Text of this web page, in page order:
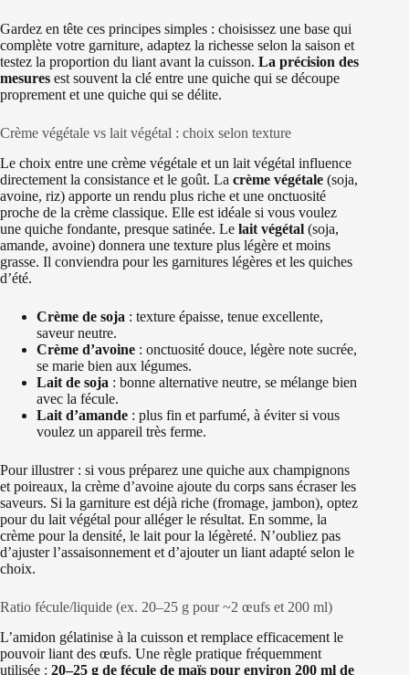
Gardez en tête ces principes simples : choisissez une base qui
complète votre garniture, adaptez la richesse selon la saison et
testez la proportion du liant avant la cuisson. La précision des
mesures est souvent la clé entre une quiche qui se découpe
proprement et une quiche qui se délite.
Crème végétale vs lait végétal : choix selon texture
Le choix entre une crème végétale et un lait végétal influence
directement la consistance et le goût. La crème végétale (soja,
avoine, riz) apporte un rendu plus riche et une onctuosité
proche de la crème classique. Elle est idéale si vous voulez
une quiche fondante, presque satinée. Le lait végétal (soja,
amande, avoine) donnera une texture plus légère et moins
grasse. Il conviendra pour les garnitures légères et les quiches
d’été.
Crème de soja : texture épaisse, tenue excellente,
saveur neutre.
Crème d’avoine : onctuosité douce, légère note sucrée,
se marie bien aux légumes.
Lait de soja : bonne alternative neutre, se mélange bien
avec la fécule.
Lait d’amande : plus fin et parfumé, à éviter si vous
voulez un appareil très ferme.
Pour illustrer : si vous préparez une quiche aux champignons
et poireaux, la crème d’avoine ajoute du corps sans écraser les
saveurs. Si la garniture est déjà riche (fromage, jambon), optez
pour du lait végétal pour alléger le résultat. En somme, la
crème pour la densité, le lait pour la légèreté. N’oubliez pas
d’ajuster l’assaisonnement et d’ajouter un liant adapté selon le
choix.
Ratio fécule/liquide (ex. 20–25 g pour ~2 œufs et 200 ml)
L’amidon gélatinise à la cuisson et remplace efficacement le
pouvoir liant des œufs. Une règle pratique fréquemment
utilisée : 20–25 g de fécule de maïs pour environ 200 ml de